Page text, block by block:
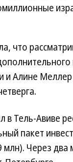
что
и Алине
в Тель-Авиве
пакет
Через два